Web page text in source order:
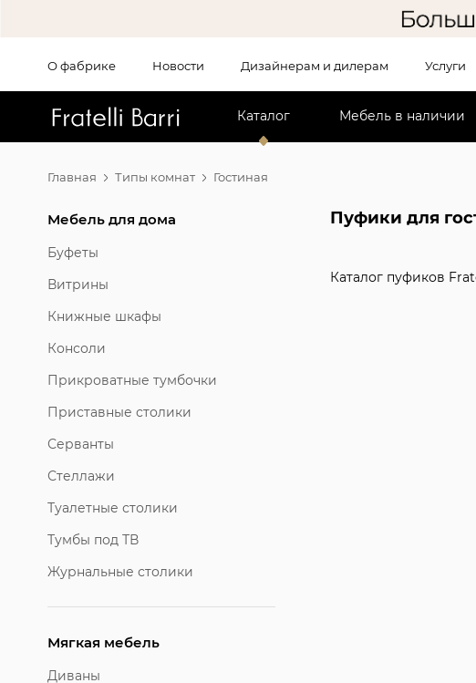
О фабрике Новости Дизайнерам и дилерам Услуги
Каталог Мебель в наличии
Главная Типы комнат Гостиная
Мебель для дома
Буфеты
Витрины
Книжные шкафы
Консоли
Прикроватные тумбочки
Приставные столики
Серванты
Стеллажи
Туалетные столики
Тумбы под ТВ
Журнальные столики
Мягкая мебель
Диваны
Пуфики для
Каталог пуфиков